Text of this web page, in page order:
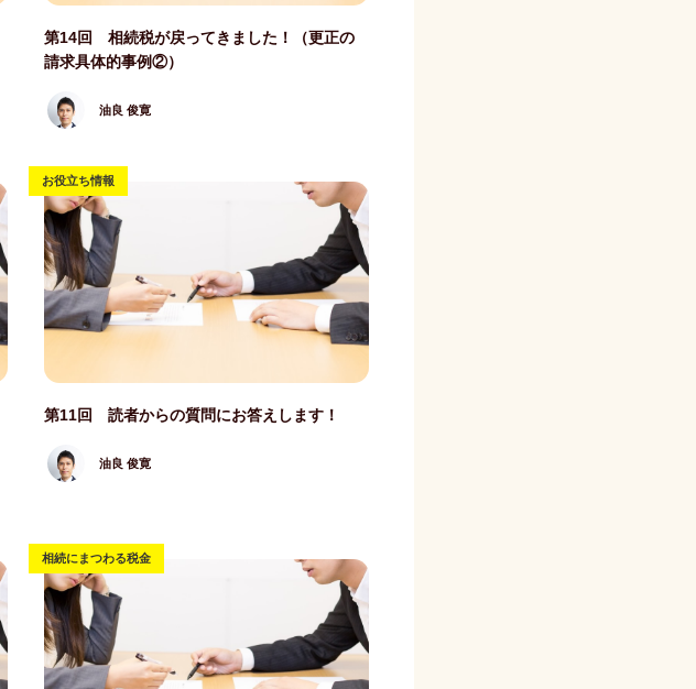
第14回 相続税が戻ってきました！（更正の
請求具体的事例②）
油良 俊寛
お役立ち情報
第11回 読者からの質問にお答えします！
油良 俊寛
相続にまつわる税金